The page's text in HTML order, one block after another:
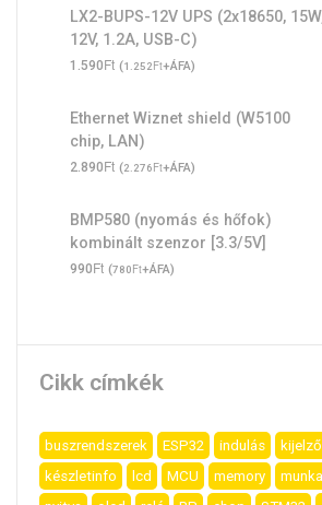
LX2-BUPS-12V UPS (2x18650,
12V, 1.2A, USB-C)
1.590Ft (1.252Ft+ÁFA)
Ethernet Wiznet shield (W5100
chip, LAN)
2.890Ft (2.276Ft+ÁFA)
BMP580 (nyomás és hőfok)
kombinált szenzor [3.3/5V]
990Ft (780Ft+ÁFA)
Cikk címkék
buszrendszerek ESP32 indulás kijelző
készletinfo
lcd MCU memory munka